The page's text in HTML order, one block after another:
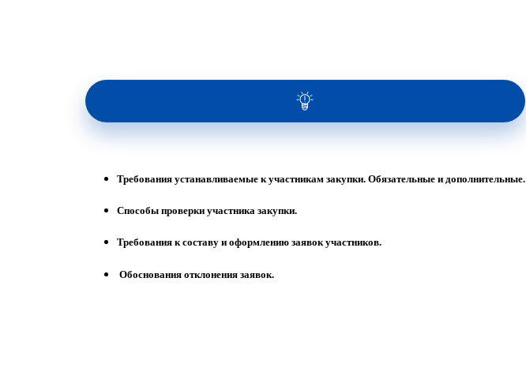
Требования устанавливаемые к участникам закупки. Обязательные и дополнительные.
Способы проверки участника закупки.
Требования к составу и оформлению заявок участников.
Обоснования отклонения заявок.